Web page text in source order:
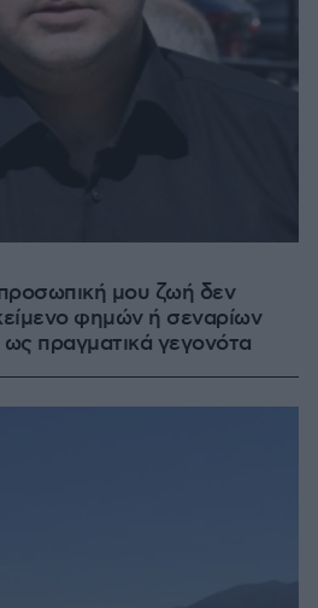
μου ζωή δεν
φημών ή σεναρίων
πραγματικά γεγονότα